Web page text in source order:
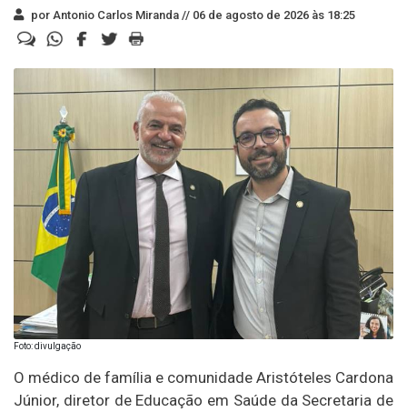
por Antonio Carlos Miranda // 06 de agosto de 2026 às 18:25
Foto: divulgação
O médico de família e comunidade Aristóteles Cardona
Júnior, diretor de Educação em Saúde da Secretaria de